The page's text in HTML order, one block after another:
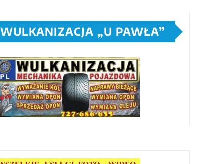
WULKANIZACJA „U PAWŁA”